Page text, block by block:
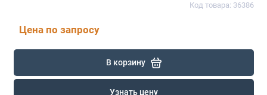
Код товара: 36386
Цена по запросу
В корзину
Узнать цену